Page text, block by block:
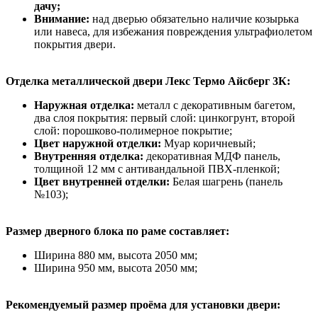
дачу;
Внимание: над дверью обязательно наличие козырька
или навеса, для избежания повреждения ультрафиолетом
покрытия двери.
Отделка металлической двери Лекс Термо Айсберг 3К:
Наружная отделка: металл с декоративным багетом,
два слоя покрытия: первый слой: цинкогрунт, второй
слой: порошково-полимерное покрытие;
Цвет наружной отделки: Муар коричневый;
Внутренняя отделка: декоративная МДФ панель,
толщиной 12 мм с антивандальной ПВХ-пленкой;
Цвет внутренней отделки: Белая шагрень (панель
№103);
Размер дверного блока по раме составляет:
Ширина 880 мм, высота 2050 мм;
Ширина 950 мм, высота 2050 мм;
Рекомендуемый размер проёма для установки двери: